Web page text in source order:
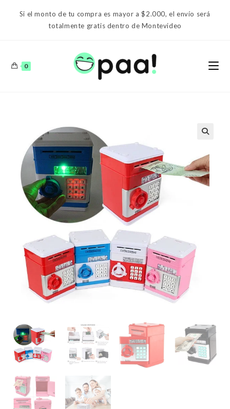
Si el monto de tu compra es mayor a $2.000, el envío será
totalmente gratis dentro de Montevideo
0